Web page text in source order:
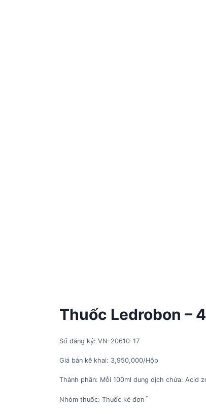
Thuốc Ledrobon –
Số đăng ký: VN-20610-17
Giá bán kê khai: 3,950,000/Hộp
Thành phần: Mỗi 100ml dung dịch chứa: Acid
Nhóm thuốc: Thuốc kê đơn *